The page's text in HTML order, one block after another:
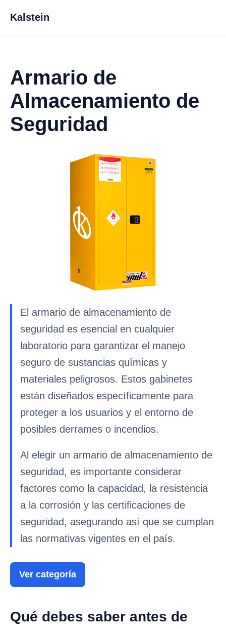
Kalstein
Armario de
Almacenamiento de
Seguridad
El armario de almacenamiento de
seguridad es esencial en cualquier
laboratorio para garantizar el manejo
seguro de sustancias químicas y
materiales peligrosos. Estos gabinetes
están diseñados específicamente para
proteger a los usuarios y el entorno de
posibles derrames o incendios.
Al elegir un armario de almacenamiento de
seguridad, es importante considerar
factores como la capacidad, la resistencia
a la corrosión y las certificaciones de
seguridad, asegurando así que se cumplan
las normativas vigentes en el país.
Ver categoría
Qué debes saber antes de